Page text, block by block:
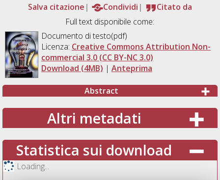
Salva citazione
Condividi
Citato da
Full text disponibile come:
Documento di testo(pdf)
Licenza: Creative Commons Attribution Non-
commercial 3.0 (CC BY-NC 3.0)
Download (4MB) | Anteprima
Abstract
Altri metadati
Statistica sui download
Loading...